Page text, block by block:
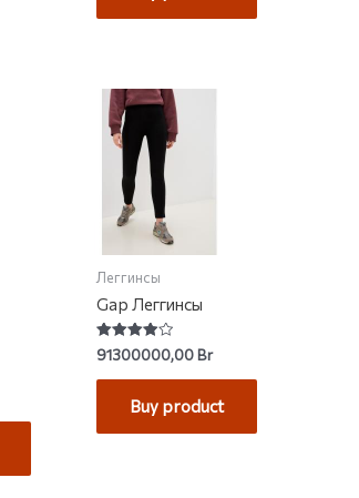
Леггинсы
Gap Леггинсы
Rated
4.00
out of 5
91300000,00Br
Buy product